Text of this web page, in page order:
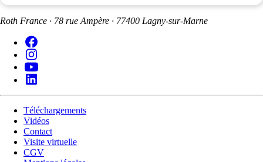
Roth France · 78 rue Ampère · 77400 Lagny-sur-Marne
Téléchargements
Vidéos
Contact
Visite virtuelle
CGV